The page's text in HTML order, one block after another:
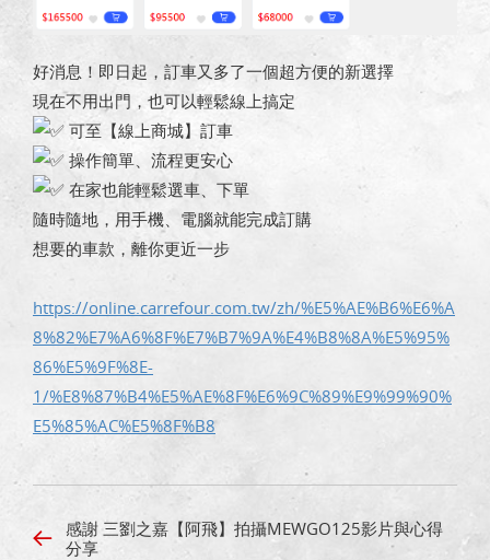
好消息！即日起，訂車又多了一個超方便的新選擇
現在不用出門，也可以輕鬆線上搞定
可至【線上商城】訂車
操作簡單、流程更安心
在家也能輕鬆選車、下單
隨時隨地，用手機、電腦就能完成訂購
想要的車款，離你更近一步
https://online.carrefour.com.tw/zh/%E5%AE%B6%E6%A
8%82%E7%A6%8F%E7%B7%9A%E4%B8%8A%E5%95%
86%E5%9F%8E-
1/%E8%87%B4%E5%AE%8F%E6%9C%89%E9%99%90%
E5%85%AC%E5%8F%B8
感謝 三劉之嘉【阿飛】拍攝​MEWGO125影片與心得
分享